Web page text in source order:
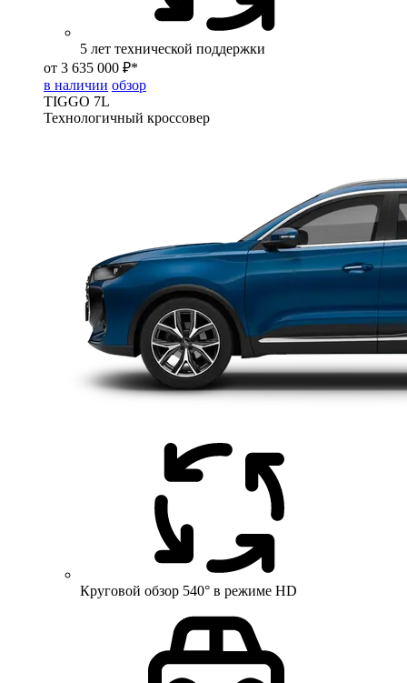
5 лет технической поддержки
от 3 635 000 ₽*
в наличии обзор
TIGGO 7L
Технологичный кроссовер
Круговой обзор 540° в режиме HD